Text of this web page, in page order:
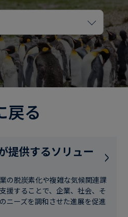
所
地
誠
実
へ
り
み
エ
ル
ギ
ー・
電
ガ
ス
食
飲
料
後
イ
ベ
ン
ト
ブ
ロ
ー
ス
ス
戻る
が提供するソリュー
の脱炭素化や複雑な気候関連課
援することで、企業、社会、そ
ニーズを調和させた進展を促進